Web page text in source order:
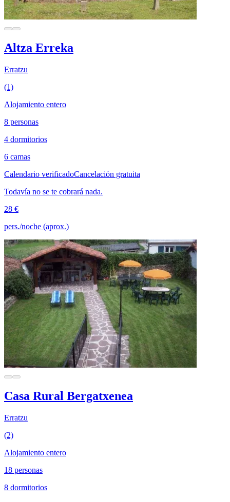
Altza Erreka
Erratzu
(1)
Alojamiento entero
8 personas
4 dormitorios
6 camas
Calendario verificadoCancelación gratuita
Todavía no se te cobrará nada.
28 €
pers./noche (aprox.)
Casa Rural Bergatxenea
Erratzu
(2)
Alojamiento entero
18 personas
8 dormitorios